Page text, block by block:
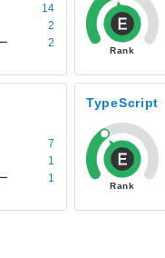
14
2
2
7
1
1
TypeScript